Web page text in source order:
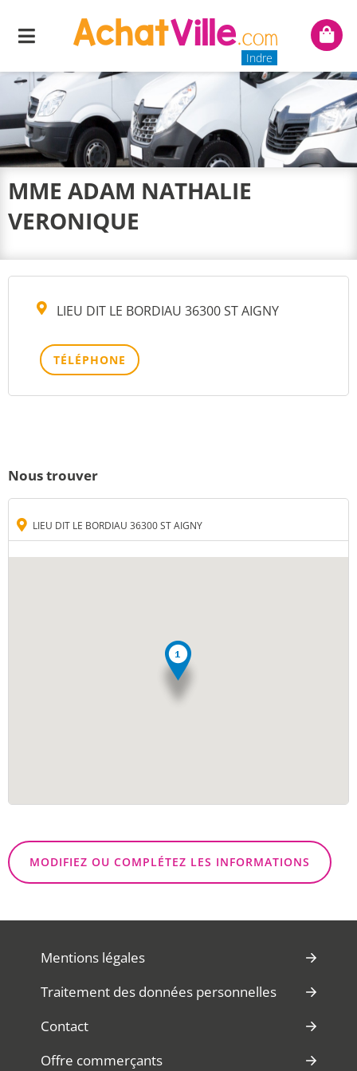
Menu
Indre
Mon
MME ADAM NATHALIE
VERONIQUE
LIEU DIT LE BORDIAU 36300 ST AIGNY
TÉLÉPHONE
Nous trouver
LIEU DIT LE BORDIAU 36300 ST AIGNY
MODIFIEZ OU COMPLÉTEZ LES INFORMATIONS
Mentions légales
Traitement des données personnelles
Contact
Offre commerçants